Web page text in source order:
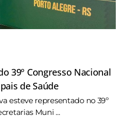
39º Congresso Nacional
de Saúde
esteve representado no 39º
Muni ...